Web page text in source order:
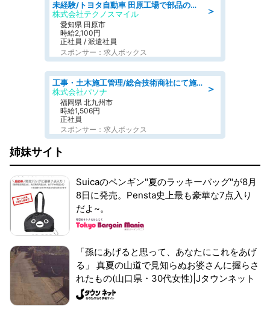
＞
未経験/トヨタ自動車 田原工場で部品の運搬作業/tutumi
株式会社テクノスマイル
愛知県 田原市
時給2,100円
正社員 / 派遣社員
スポンサー：求人ボックス
＞
工事・土木施工管理/総合技術商社にて施工管理のお仕事/即日勤務可/車通勤可/工事・土木施工管理/生産・品質管理
株式会社パソナ
福岡県 北九州市
時給1,506円
正社員
スポンサー：求人ボックス
姉妹サイト
Suicaのペンギン"夏のラッキーバッグ"が8月
8日に発売。Pensta史上最も豪華な7点入り
だよ~。
「孫にあげると思って、あなたにこれをあげ
る」 真夏の山道で見知らぬお婆さんに握らさ
れたもの(山口県・30代女性)|Jタウンネット